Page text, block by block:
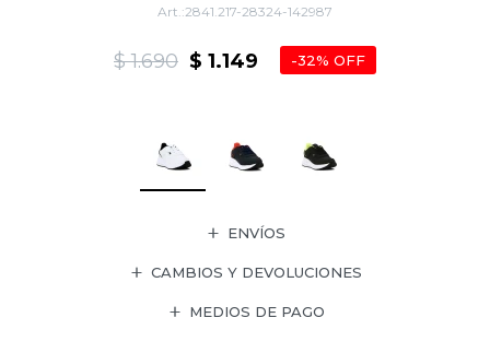
2841.217-28324-142987
$ 1.149
$ 1.690 32
ENVÍOS
CAMBIOS Y DEVOLUCIONES
MEDIOS DE PAGO